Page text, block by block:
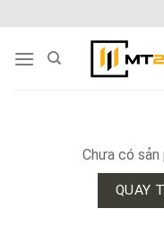
to
content
Chưa có sản
QUAY